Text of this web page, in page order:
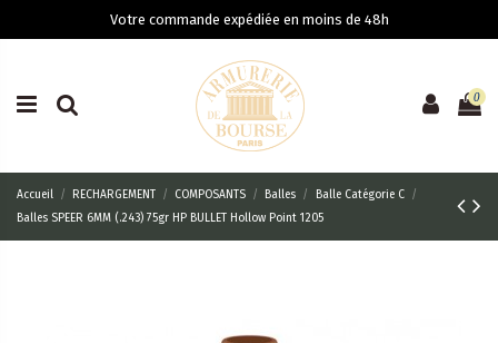
Votre commande expédiée en moins de 48h
0
Accueil RECHARGEMENT COMPOSANTS Balles
Balle Catégorie C
Balles SPEER 6MM (.243) 75gr HP BULLET Hollow Point 1205